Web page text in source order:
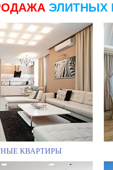
ЭЛИТНЫХ
КВАРТИРЫ